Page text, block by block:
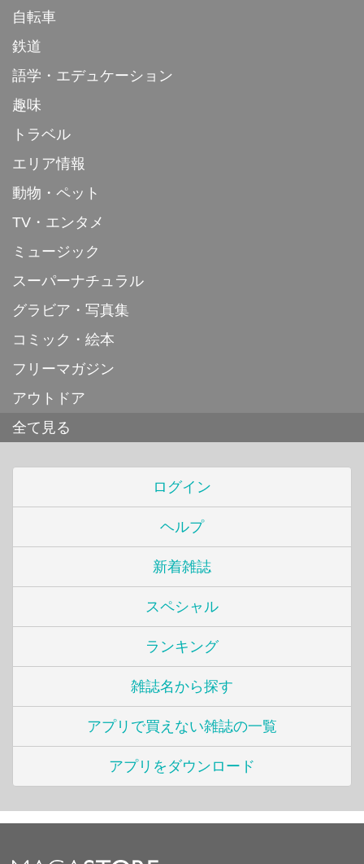
自転車
鉄道
語学・エデュケーション
趣味
トラベル
エリア情報
動物・ペット
TV・エンタメ
ミュージック
スーパーナチュラル
グラビア・写真集
コミック・絵本
フリーマガジン
アウトドア
全て見る
ログイン
ヘルプ
新着雑誌
スペシャル
ランキング
雑誌名から探す
アプリで買えない雑誌の一覧
アプリをダウンロード